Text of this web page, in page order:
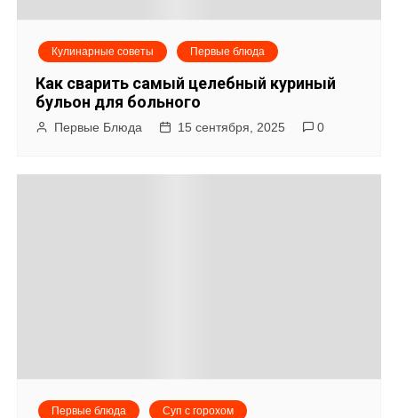
Кулинарные советы Первые блюда
Как сварить самый целебный куриный
бульон для больного
Первые Блюда 15 сентября, 2025 0
Первые блюда Суп с горохом